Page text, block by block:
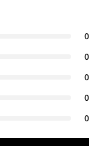
0
0
0
0
0